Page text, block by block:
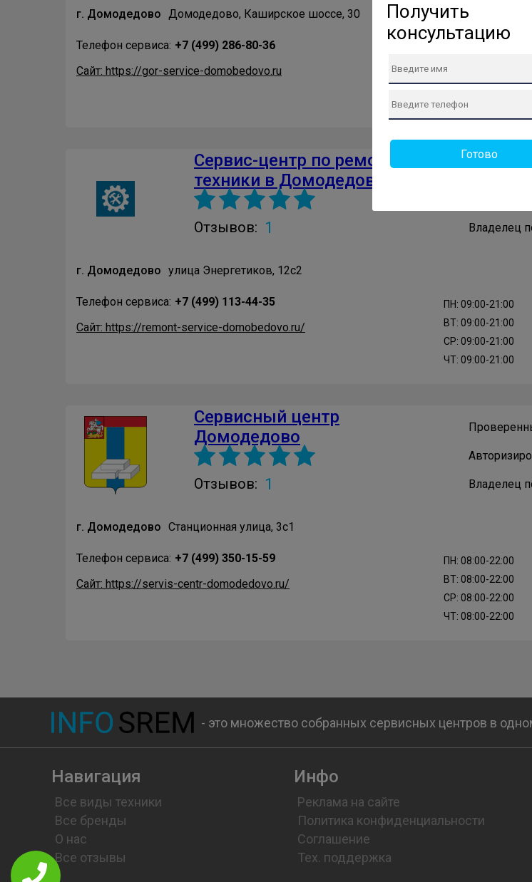
г. Домодедово Домодедово, Каширское шоссе, 30
Телефон сервиса: +7 (499) 286-80-36
Сайт: https://gor-service-domobedovo.ru
ВТ: 10:00-19:00
СР: 10:00-19:00
ЧТ: 10:00-19:00
Сервис-центр по ремонту
техники в Домодедово
Отзывов: 1 Владелец
г. Домодедово улица Энергетиков, 12с2
Телефон сервиса: +7 (499) 113-44-35
Сайт: https://remont-service-domobedovo.ru/
ПН: 09:00-21:00
ВТ: 09:00-21:00
СР: 09:00-21:00
ЧТ: 09:00-21:00
Сервисный центр
Домодедово
Отзывов: 1 Владелец
г. Домодедово Станционная улица, 3с1
Телефон сервиса: +7 (499) 350-15-59
Сайт: https://servis-centr-domodedovo.ru/
ПН: 08:00-22:00
ВТ: 08:00-22:00
СР: 08:00-22:00
ЧТ: 08:00-22:00
- это множество собранных сервисных центров в
Навигация
Все виды техники
Все бренды
О нас
Все отзывы
Инфо
Реклама на сайте
Политика конфиденциальности
Соглашение
Тех. поддержка
Получить
консультацию
Готово